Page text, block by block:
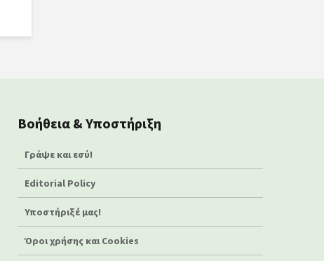
Βοήθεια & Υποστήριξη
Γράψε και εσύ!
Editorial Policy
Υποστήριξέ μας!
Όροι χρήσης και Cookies